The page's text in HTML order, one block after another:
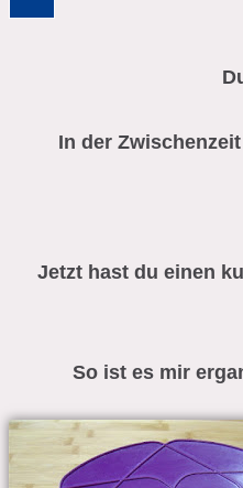
In der
Jetzt hast du einen
So ist es mir